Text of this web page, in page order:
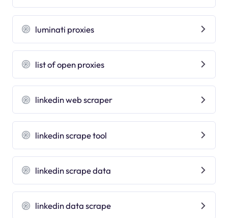
luminati proxies
list of open proxies
linkedin web scraper
linkedin scrape tool
linkedin scrape data
linkedin data scrape